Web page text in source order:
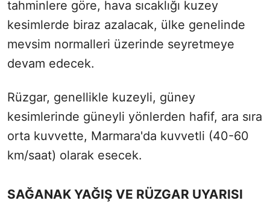
tahminlere göre, hava sıcaklığı kuzey
kesimlerde biraz azalacak, ülke genelinde
mevsim normalleri üzerinde seyretmeye
devam edecek.
Rüzgar, genellikle kuzeyli, güney
kesimlerinde güneyli yönlerden hafif, ara sıra
orta kuvvette, Marmara'da kuvvetli (40-60
km/saat) olarak esecek.
SAĞANAK YAĞIŞ VE RÜZGAR UYARISI